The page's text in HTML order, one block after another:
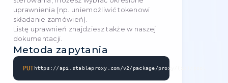
         headers: {
'Authorization': 'API-Token
'Content-Type': 'application/
         },
         body: JSON.stringify({
            "note": 98
         }),